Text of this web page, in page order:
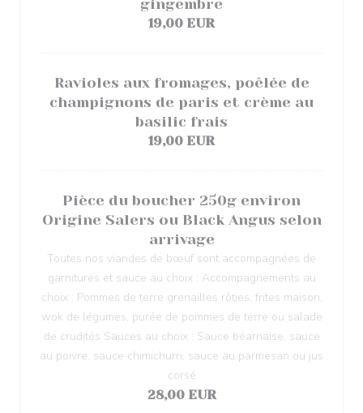
gingembre
19,00 EUR
Ravioles aux fromages, poêlée de
champignons de paris et crème au
basilic frais
19,00 EUR
Pièce du boucher 250g environ
Origine Salers ou Black Angus selon
arrivage
Toutes nos viandes de bœuf sont accompagnées de
garnitures et sauce au choix : Accompagnements au
choix : Pommes de terre grenailles rôties, frites maison,
wok de légumes, purée de pommes de terre ou salade
de crudités Sauces au choix : Sauce béarnaise, sauce
au poivre, sauce chimichurri, sauce au parmesan ou jus
corsé
28,00 EUR